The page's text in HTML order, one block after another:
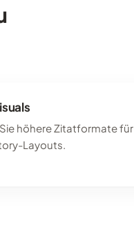
höhere Zitatformate für
Layouts.